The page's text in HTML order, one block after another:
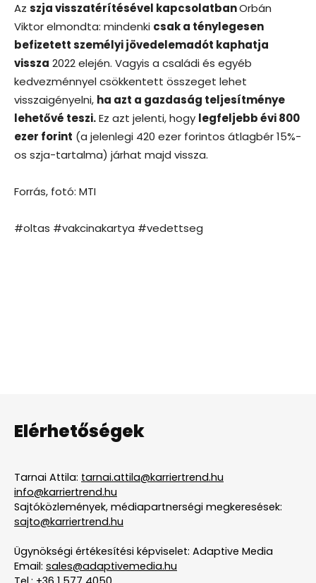
Az szja visszatérítésével kapcsolatbanOrbán
Viktor elmondta: mindenki csak a ténylegesen
befizetett személyi jövedelemadót kaphatja
vissza 2022 elején. Vagyis a családi és egyéb
kedvezménnyel csökkentett összeget lehet
visszaigényelni, ha azt a gazdaság teljesítménye
lehetővé teszi.Ez azt jelenti, hogy legfeljebb évi 800
ezer forint (a jelenlegi 420 ezer forintos átlagbér 15%-
os szja-tartalma) járhat majd vissza.
Forrás, fotó: MTI
#oltas #vakcinakartya #vedettseg
Elérhetőségek
Tarnai Attila: tarnai.attila@karriertrend.hu
info@karriertrend.hu
Sajtóközlemények, médiapartnerségi megkeresések:
sajto@karriertrend.hu
Ügynökségi értékesítési képviselet: Adaptive Media
Email: sales@adaptivemedia.hu